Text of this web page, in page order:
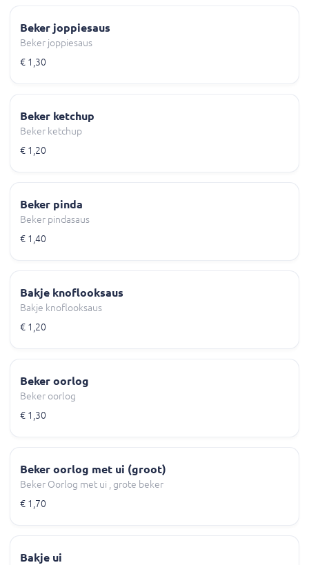
Beker joppiesaus
Beker joppiesaus
€ 1,30
Beker ketchup
Beker ketchup
€ 1,20
Beker pinda
Beker pindasaus
€ 1,40
Bakje knoflooksaus
Bakje knoflooksaus
€ 1,20
Beker oorlog
Beker oorlog
€ 1,30
Beker oorlog met ui (groot)
Beker Oorlog met ui , grote beker
€ 1,70
Bakje ui